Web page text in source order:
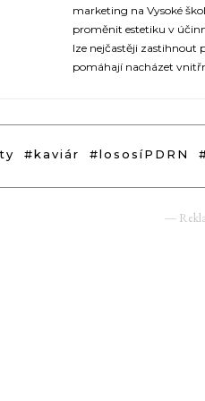
marketing na Vysoké
proměnit estetiku v
lze nejčastěji zastihnout
pomáhají nacházet
#kaviár #lososíPDRN
―